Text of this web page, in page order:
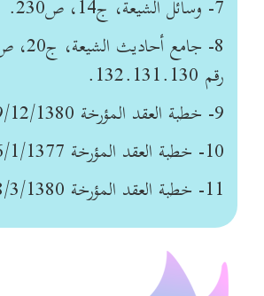
7- وسائل الشيعة، ج14، ص230
.
8-
رقم 132.131.130
.
9- خطبة العقد المؤرخة 9/12/1380 هـ.ش
10- خطبة العقد المؤرخة 26/1/1377 هـ.ش
11- خطبة العقد المؤرخة 8/3/1380 هـ.ش